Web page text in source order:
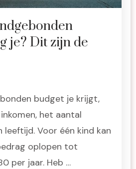
je? Dit zijn de
budget je krijgt,
het aantal
leeftijd. Voor één kind kan
oplopen tot
per jaar. Heb …